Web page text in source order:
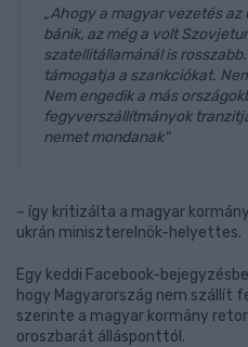
„Ahogy a magyar vezetés
bánik, az még a volt
szatellitállamánál is
támogatja a szankciókat.
Nem engedik a más
fegyverszállítmányok
nemet mondanak"
– így kritizálta a magyar
ukrán miniszterelnök-helyettes.
Egy keddi Facebook-
hogy Magyarország nem szállít
szerinte a magyar kormány
oroszbarát állásponttól.